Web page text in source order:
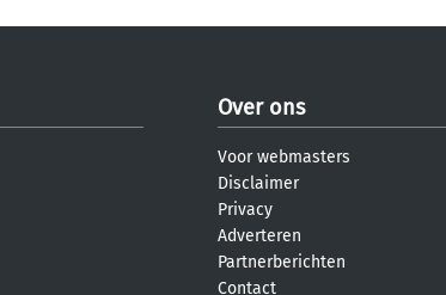
Over ons
Voor webmasters
Disclaimer
Privacy
Adverteren
Partnerberichten
Contact